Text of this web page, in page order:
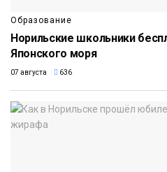
Образование
Норильские школьники
Японского моря
07 августа 636